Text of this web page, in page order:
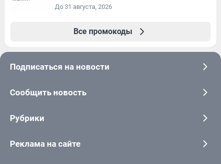
До 31 августа, 2026
Все промокоды
Подписаться на новости
Сообщить новость
Рубрики
Реклама на сайте